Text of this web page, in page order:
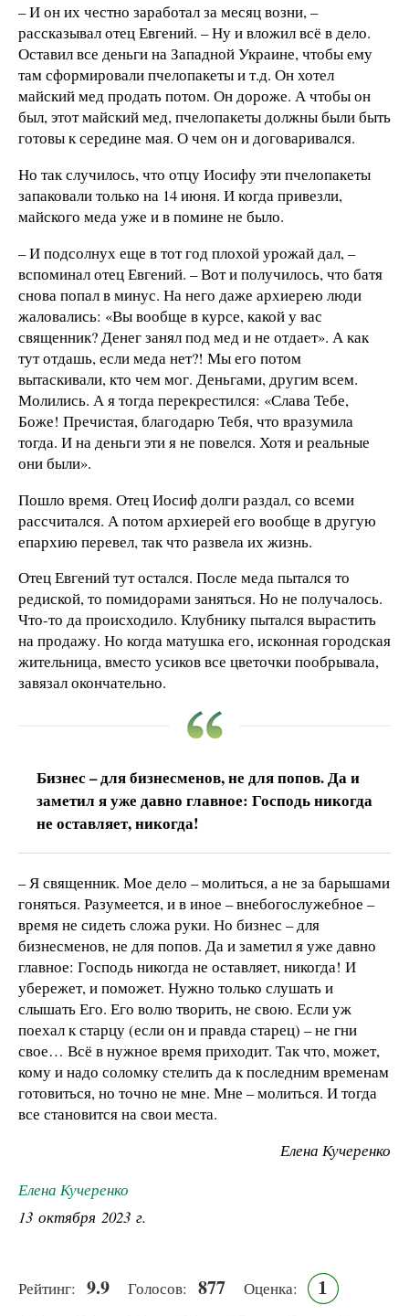
– И он их честно заработал за месяц возни, –
рассказывал отец Евгений. – Ну и вложил всё в дело.
Оставил все деньги на Западной Украине, чтобы ему
там сформировали пчелопакеты и т.д. Он хотел
майский мед продать потом. Он дороже. А чтобы он
был, этот майский мед, пчелопакеты должны были быть
готовы к середине мая. О чем он и договаривался.
Но так случилось, что отцу Иосифу эти пчелопакеты
запаковали только на 14 июня. И когда привезли,
майского меда уже и в помине не было.
– И подсолнух еще в тот год плохой урожай дал, –
вспоминал отец Евгений. – Вот и получилось, что батя
снова попал в минус. На него даже архиерею люди
жаловались: «Вы вообще в курсе, какой у вас
священник? Денег занял под мед и не отдает». А как
тут отдашь, если меда нет?! Мы его потом
вытаскивали, кто чем мог. Деньгами, другим всем.
Молились. А я тогда перекрестился: «Слава Тебе,
Боже! Пречистая, благодарю Тебя, что вразумила
тогда. И на деньги эти я не повелся. Хотя и реальные
они были».
Пошло время. Отец Иосиф долги раздал, со всеми
рассчитался. А потом архиерей его вообще в другую
епархию перевел, так что развела их жизнь.
Отец Евгений тут остался. После меда пытался то
редиской, то помидорами заняться. Но не получалось.
Что-то да происходило. Клубнику пытался вырастить
на продажу. Но когда матушка его, исконная городская
жительница, вместо усиков все цветочки пообрывала,
завязал окончательно.
Бизнес – для бизнесменов, не для попов. Да и
заметил я уже давно главное: Господь никогда
не оставляет, никогда!
– Я священник. Мое дело – молиться, а не за барышами
гоняться. Разумеется, и в иное – внебогослужебное –
время не сидеть сложа руки. Но бизнес – для
бизнесменов, не для попов. Да и заметил я уже давно
главное: Господь никогда не оставляет, никогда! И
убережет, и поможет. Нужно только слушать и
слышать Его. Его волю творить, не свою. Если уж
поехал к старцу (если он и правда старец) – не гни
свое… Всё в нужное время приходит. Так что, может,
кому и надо соломку стелить да к последним временам
готовиться, но точно не мне. Мне – молиться. И тогда
все становится на свои места.
Елена Кучеренко
Елена Кучеренко
13 октября 2023 г.
Рейтинг: 9.9 Голосов: 877 Оценка: 1